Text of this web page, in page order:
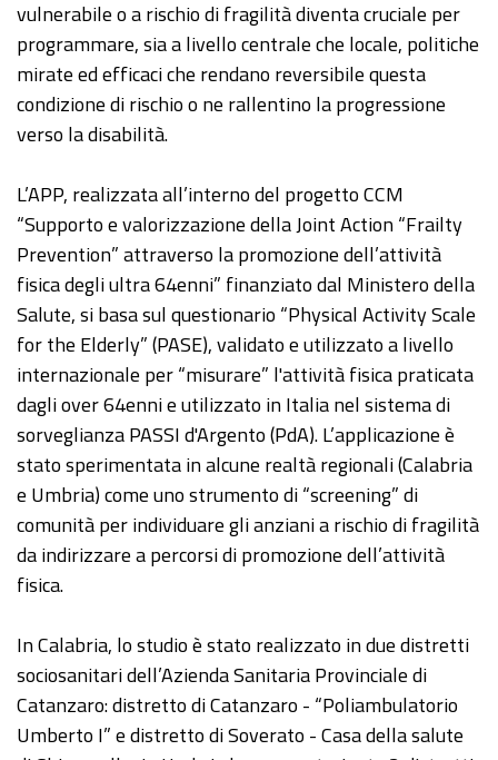
vulnerabile o a rischio di fragilità diventa cruciale per
programmare, sia a livello centrale che locale, politiche
mirate ed efficaci che rendano reversibile questa
condizione di rischio o ne rallentino la progressione
verso la disabilità.
L’APP, realizzata all’interno del progetto CCM
“Supporto e valorizzazione della Joint Action “Frailty
Prevention” attraverso la promozione dell’attività
fisica degli ultra 64enni” finanziato dal Ministero della
Salute, si basa sul questionario “Physical Activity Scale
for the Elderly” (PASE), validato e utilizzato a livello
internazionale per “misurare” l'attività fisica praticata
dagli over 64enni e utilizzato in Italia nel sistema di
sorveglianza PASSI d'Argento (PdA). L’applicazione è
stato sperimentata in alcune realtà regionali (Calabria
e Umbria) come uno strumento di “screening” di
comunità per individuare gli anziani a rischio di fragilità
da indirizzare a percorsi di promozione dell’attività
fisica.
In Calabria, lo studio è stato realizzato in due distretti
sociosanitari dell’Azienda Sanitaria Provinciale di
Catanzaro: distretto di Catanzaro - “Poliambulatorio
Umberto I” e distretto di Soverato - Casa della salute